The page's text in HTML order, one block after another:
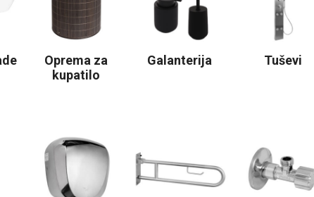
Oprema za
kupatilo
Galanterija Tuševi